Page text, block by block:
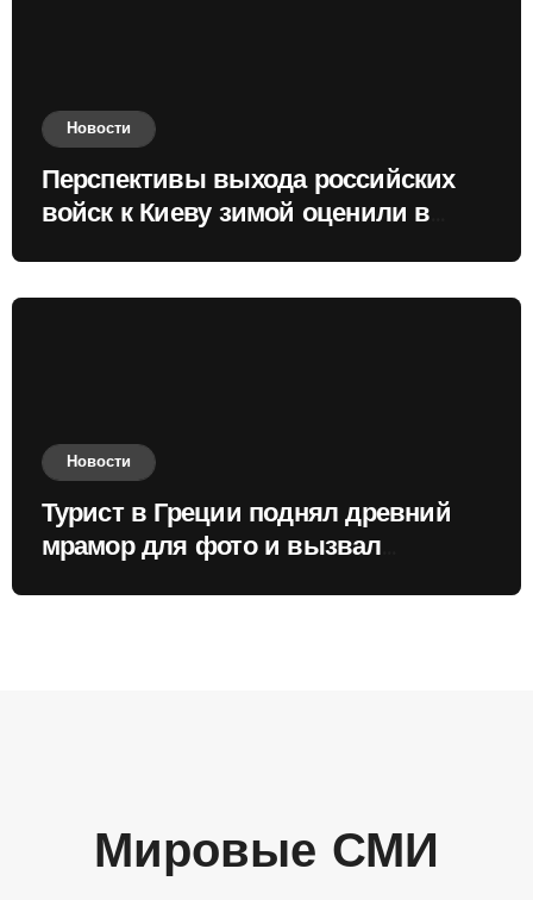
Новости
Перспективы выхода российских
войск к Киеву зимой оценили в
Новости
Турист в Греции поднял древний
мрамор для фото и вызвал
Мировые СМИ